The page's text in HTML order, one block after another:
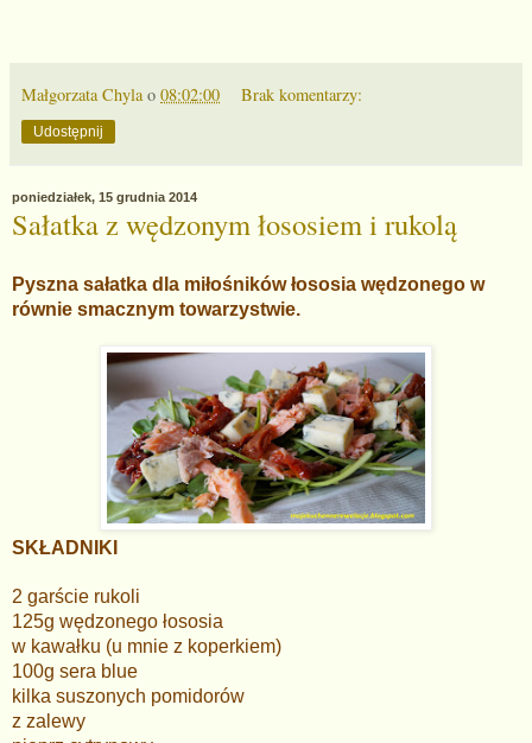
Małgorzata Chyla o 08:02:00 Brak komentarzy:
Udostępnij
poniedziałek, 15 grudnia 2014
Sałatka z wędzonym łososiem i rukolą
Pyszna sałatka dla miłośników łososia wędzonego w
równie smacznym towarzystwie.
SKŁADNIKI
2 garście rukoli
125g wędzonego łososia
w kawałku (u mnie z koperkiem)
100g sera blue
kilka suszonych pomidorów
z zalewy